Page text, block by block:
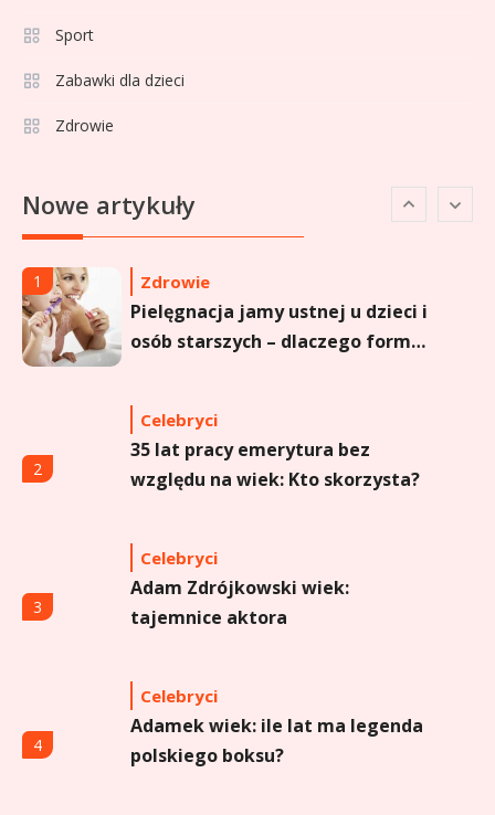
Sport
Zabawki dla dzieci
Zdrowie
Nowe artykuły
6
aktorce i jej karierze
1 Zdrowie
Pielęgnacja jamy ustnej u dzieci i
osób starszych – dlaczego forma
2
Celebryci
35 lat pracy emerytura bez
względu na wiek: Kto skorzysta?
3
Celebryci
Adam Zdrójkowski wiek:
tajemnice aktora
4
Celebryci
Adamek wiek: ile lat ma legenda
polskiego boksu?